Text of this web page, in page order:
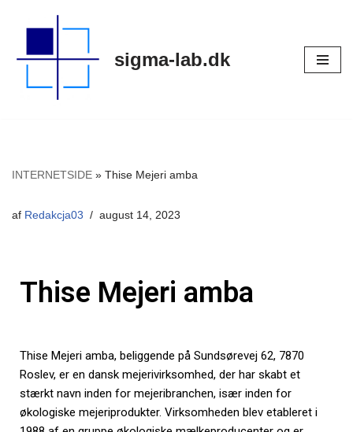
til
sigma-lab.dk
INTERNETSIDE » Thise Mejeri amba
af Redakcja03 august 14, 2023
Thise Mejeri amba
Thise Mejeri amba, beliggende på Sundsørevej 62, 7870
Roslev, er en dansk mejerivirksomhed, der har skabt et
stærkt navn inden for mejeribranchen, især inden for
økologiske mejeriprodukter. Virksomheden blev etableret i